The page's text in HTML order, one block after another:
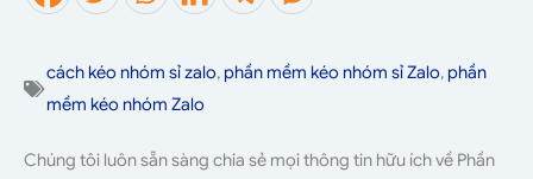
cách kéo nhóm sỉ zalo, phần mềm kéo nhóm sỉ Zalo, phần
mềm kéo nhóm Zalo
Chúng tôi luôn sẵn sàng chia sẻ mọi thông tin hữu ích về Phần